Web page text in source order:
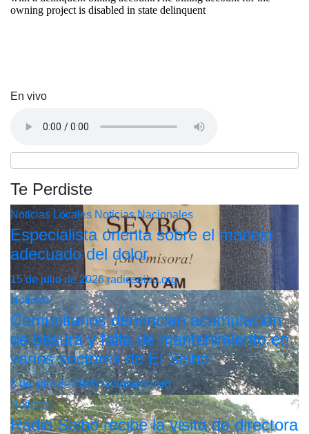
En vivo
Te Perdiste
Noticias Locales Noticias Nacionales
Especialista orienta sobre el manejo
adecuado del dolor
15 de julio de 2026radioseibo.org
Noticias
Comunitarios denuncian acumulación
de basura y falta de mantenimiento en
varios sectores de El Seibo
8 de julio de 2026radioseibo.org
Noticias
Radio Seibo recibe la visita de directora